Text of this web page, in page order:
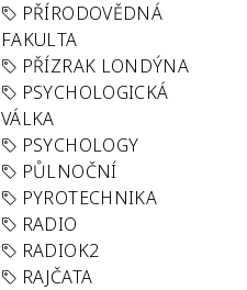
PŘÍRODOVĚDNÁ
FAKULTA
PŘÍZRAK LONDÝNA
PSYCHOLOGICKÁ
VÁLKA
PSYCHOLOGY
PŮLNOČNÍ
PYROTECHNIKA
RADIO
RADIOK2
RAJČATA